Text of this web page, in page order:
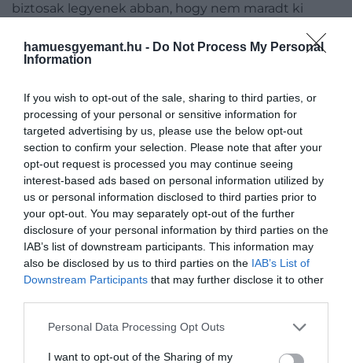
hamuesgyemant.hu - Do Not Process My Personal
Information
If you wish to opt-out of the sale, sharing to third parties, or
processing of your personal or sensitive information for
targeted advertising by us, please use the below opt-out
section to confirm your selection. Please note that after your
opt-out request is processed you may continue seeing
interest-based ads based on personal information utilized by
us or personal information disclosed to third parties prior to
your opt-out. You may separately opt-out of the further
disclosure of your personal information by third parties on the
IAB’s list of downstream participants. This information may
also be disclosed by us to third parties on the IAB’s List of
Downstream Participants that may further disclose it to other
Please note that this website/app uses one or more Google
not limited to your visit or usage behaviour. You may click to
Personal Data Processing Opt Outs
I want to opt-out of the Sharing of my
biztosak legyenek abban, hogy nem maradt ki
Azt találtuk, hogy a
rezisztens keményítő több
mint 60 százalékkal
csökkenti a rákos
megbetegedések egy sorát.
A hatás a bélrendszer felső
részén volt a
legszembetűnőbb
– mondjaJohn Mathersvezető kutató és
Egyetemről.